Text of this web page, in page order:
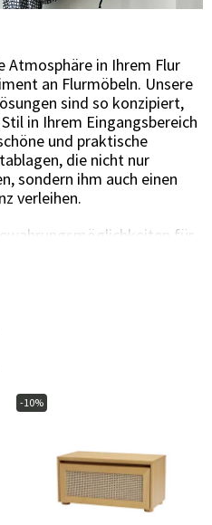
Atmosphäre in Ihrem Flur
an Flurmöbeln. Unsere
sind so konzipiert,
in Ihrem Eingangsbereich
und praktische
die nicht nur
sondern ihm auch einen
verleihen.
für
Alltagsgegenstände.
einen einheitlichen und
Sitzgelegenheit suchen,
oder ob Sie eine
Flurmöbeln bietet alles,
Zuhause.
-10%